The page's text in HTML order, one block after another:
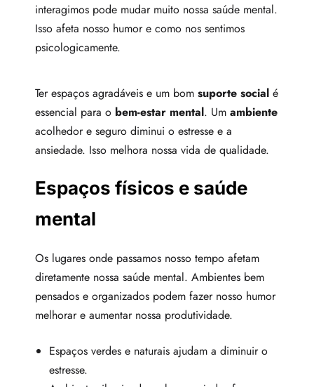
interagimos pode mudar muito nossa saúde mental.
Isso afeta nosso humor e como nos sentimos
psicologicamente.
Ter espaços agradáveis e um bom suporte social é
essencial para o bem-estar mental. Um ambiente
acolhedor e seguro diminui o estresse e a
ansiedade. Isso melhora nossa vida de qualidade.
Espaços físicos e saúde
mental
Os lugares onde passamos nosso tempo afetam
diretamente nossa saúde mental. Ambientes bem
pensados e organizados podem fazer nosso humor
melhorar e aumentar nossa produtividade.
Espaços verdes e naturais ajudam a diminuir o
estresse.